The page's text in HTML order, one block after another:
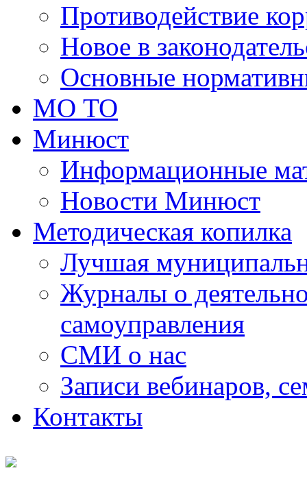
Противодействие
Новое в
Основные
МО ТО
Минюст
Информационные
Новости Минюст
Методическая копилка
Лучшая
Журналы о
самоуправления
СМИ о нас
Записи вебинаров,
Контакты